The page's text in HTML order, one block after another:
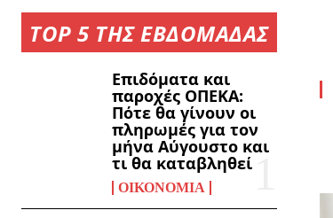
TOP 5 ΤΗΣ ΕΒΔΟΜΑΔΑΣ
Επιδόματα και
παροχές ΟΠΕΚΑ:
Πότε θα γίνουν οι
πληρωμές για τον
μήνα Αύγουστο και
τι θα καταβληθεί
ΟΙΚΟΝΟΜΊΑ